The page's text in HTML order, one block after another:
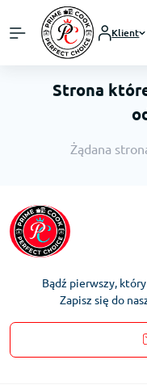
Klient
Strona
Żądana
Bądź pierwszy,
Zapisz się do